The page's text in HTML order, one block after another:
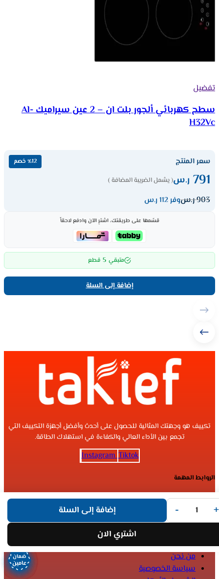
ضمان
عامين
ضمان
عامين
ضمان
عامين
ضمان
عامين
ضمان
عامين
ضمان
عامين
ضمان
عامين
ضمان
عامين
تفضيل
سطح كهربائي ألجور بلت ان – 2 عين سيراميك Al-
H32Vc
سعر المنتج ٪12 خصم
791 ر.س( يشمل الضريبة المضافة )
903ر.سوفر 112 ر.س
قسّمها على طريقتك، اشترِ الآن وادفع لاحقاً
متبقي 5 قطع
إضافة إلى السلة
تكييف هو وجهتك المثالية للحصول على أحدث وأفضل أجهزة التكييف التي
تجمع بين الأداء العالي والكفاءة في استهلاك الطاقة.
Instagram Tiktok
الروابط المهمة
الرئيسية
المتجر
من نحن
سياسة الخصوصية
+
-
إضافة إلى السلة
اشتري الان